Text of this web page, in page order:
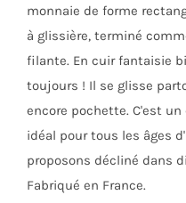
du
monnaie de forme
à glissière, terminé
filante. En cuir fantaisie
toujours ! Il se glisse
encore pochette. C'est
idéal pour tous les âges
proposons décliné dans
Fabriqué en France.